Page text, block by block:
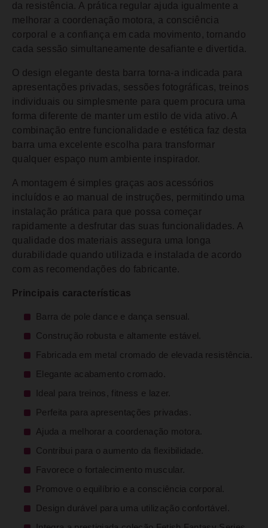
da resistência. A prática regular ajuda igualmente a
melhorar a coordenação motora, a consciência
corporal e a confiança em cada movimento, tornando
cada sessão simultaneamente desafiante e divertida.
O design elegante desta barra torna-a indicada para
apresentações privadas, sessões fotográficas, treinos
individuais ou simplesmente para quem procura uma
forma diferente de manter um estilo de vida ativo. A
combinação entre funcionalidade e estética faz desta
barra uma excelente escolha para transformar
qualquer espaço num ambiente inspirador.
A montagem é simples graças aos acessórios
incluídos e ao manual de instruções, permitindo uma
instalação prática para que possa começar
rapidamente a desfrutar das suas funcionalidades. A
qualidade dos materiais assegura uma longa
durabilidade quando utilizada e instalada de acordo
com as recomendações do fabricante.
Principais características
Barra de pole dance e dança sensual.
Construção robusta e altamente estável.
Fabricada em metal cromado de elevada resistência.
Elegante acabamento cromado.
Ideal para treinos, fitness e lazer.
Perfeita para apresentações privadas.
Ajuda a melhorar a coordenação motora.
Contribui para o aumento da flexibilidade.
Favorece o fortalecimento muscular.
Promove o equilíbrio e a consciência corporal.
Design durável para uma utilização confortável.